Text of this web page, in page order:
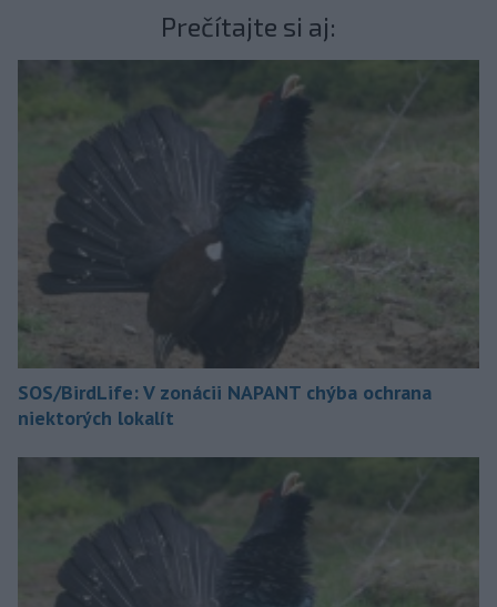
Prečítajte si aj:
SOS/BirdLife: V zonácii NAPANT chýba ochrana
niektorých lokalít